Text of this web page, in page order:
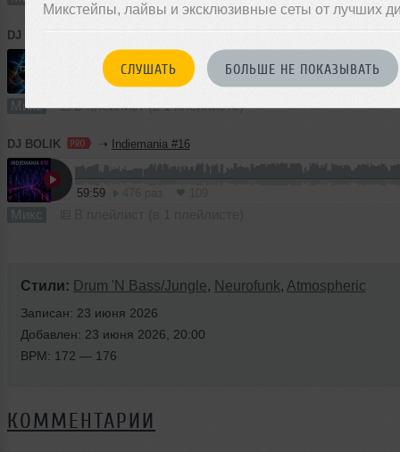
Микстейпы, лайвы и эксклюзивные сеты от лучших
СЛУШАТЬ БОЛЬШЕ НЕ ПОКАЗЫВАТЬ
DJ BOLIK
513 раз 124
Микс В плейлист (в 1 плейлисте)
DJ BOLIK ➝ Indiemania #16
59:59
Микс
Стили: Drum 'N Bass/Jungle, Neurofunk, Atmospheric
Записан: 23 июня 2026
Добавлен: 23 июня 2026, 20:00
BPM: 172 — 176
КОММЕНТАРИИ